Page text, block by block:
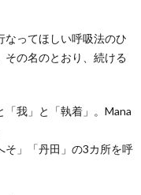
なってほしい呼吸法のひ
その名のとおり、続ける
我」と「執着」。Mana
そ」「丹田」の3カ所を呼